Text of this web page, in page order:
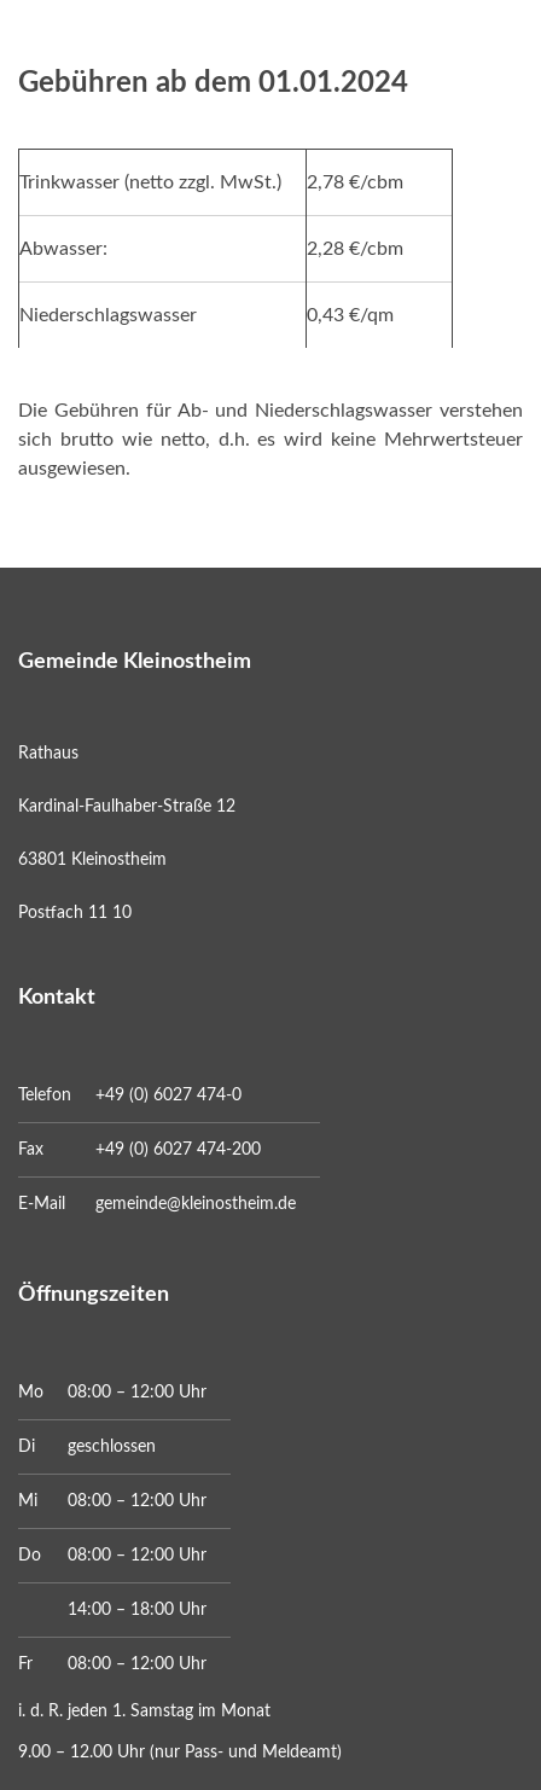
Gebühren ab dem 01.01.2024
Trinkwasser (netto zzgl. MwSt.) 2,78 €/cbm
Abwasser: 2,28 €/cbm
Niederschlagswasser 0,43 €/qm
Die Gebühren für Ab- und Niederschlagswasser verstehen
sich brutto wie netto, d.h. es wird keine Mehrwertsteuer
ausgewiesen.
Gemeinde Kleinostheim
Rathaus
Kardinal-Faulhaber-Straße 12
63801 Kleinostheim
Postfach 11 10
Kontakt
Telefon +49 (0) 6027 474-0
Fax +49 (0) 6027 474-200
E-Mail gemeinde@kleinostheim.de
Öffnungszeiten
Mo 08:00 – 12:00 Uhr
Di geschlossen
Mi 08:00 – 12:00 Uhr
Do 08:00 – 12:00 Uhr
14:00 – 18:00 Uhr
Fr 08:00 – 12:00 Uhr
i. d. R. jeden 1. Samstag im Monat
9.00 – 12.00 Uhr (nur Pass- und Meldeamt)